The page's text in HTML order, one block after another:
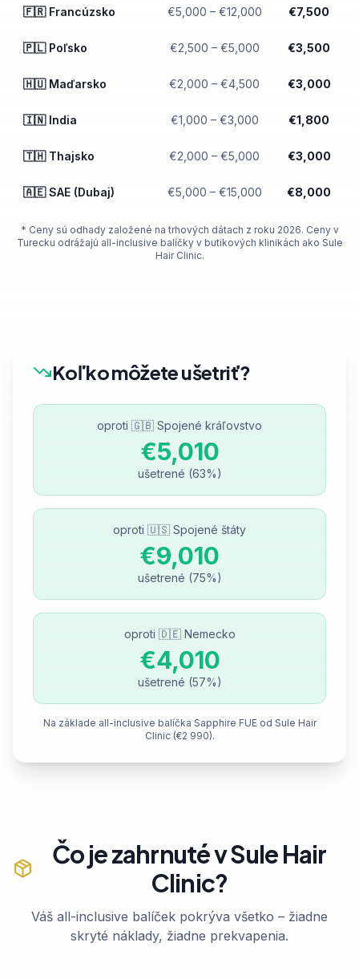
🇫🇷 Francúzsko €5,000 – €12,000 €7,500
🇵🇱 Poľsko €2,500 – €5,000 €3,500
🇭🇺 Maďarsko €2,000 – €4,500 €3,000
🇮🇳 India €1,000 – €3,000 €1,800
🇹🇭 Thajsko €2,000 – €5,000 €3,000
🇦🇪 SAE (Dubaj) €5,000 – €15,000 €8,000
* Ceny sú odhady založené na trhových dátach z roku 2026. Ceny v
Turecku odrážajú all-inclusive balíčky v butikových klinikách ako Sule
Hair Clinic.
Koľko môžete ušetriť?
oproti 🇬🇧 Spojené kráľovstvo
€5,010
ušetrené (63%)
oproti 🇺🇸 Spojené štáty
€9,010
ušetrené (75%)
oproti 🇩🇪 Nemecko
€4,010
ušetrené (57%)
Na základe all-inclusive balíčka Sapphire FUE od Sule Hair
Clinic (€2 990).
Čo je zahrnuté v Sule Hair
Clinic?
Váš all-inclusive balíček pokrýva všetko – žiadne
skryté náklady, žiadne prekvapenia.